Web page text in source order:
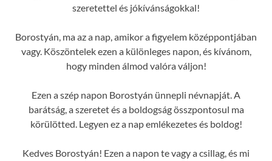
szeretettel és jókívánságokkal!
Borostyán, ma az a nap, amikor a figyelem középpontjában
vagy. Köszöntelek ezen a különleges napon, és kívánom,
hogy minden álmod valóra váljon!
Ezen a szép napon Borostyán ünnepli névnapját. A
barátság, a szeretet és a boldogság összpontosul ma
körülötted. Legyen ez a nap emlékezetes és boldog!
Kedves Borostyán! Ezen a napon te vagy a csillag, és mi